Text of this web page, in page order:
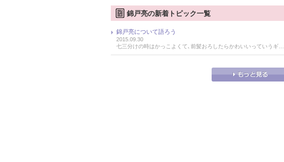
錦戸亮の新着トピック一覧
錦戸亮について語ろう
2015.09.30
七三分けの時はかっこよくて､前髪おろしたらかわいいっていうギ…